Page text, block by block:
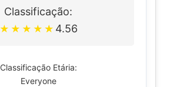
Classificação:
★ ★ ★ ★ ★ 4.56
Classificação Etária:
Everyone